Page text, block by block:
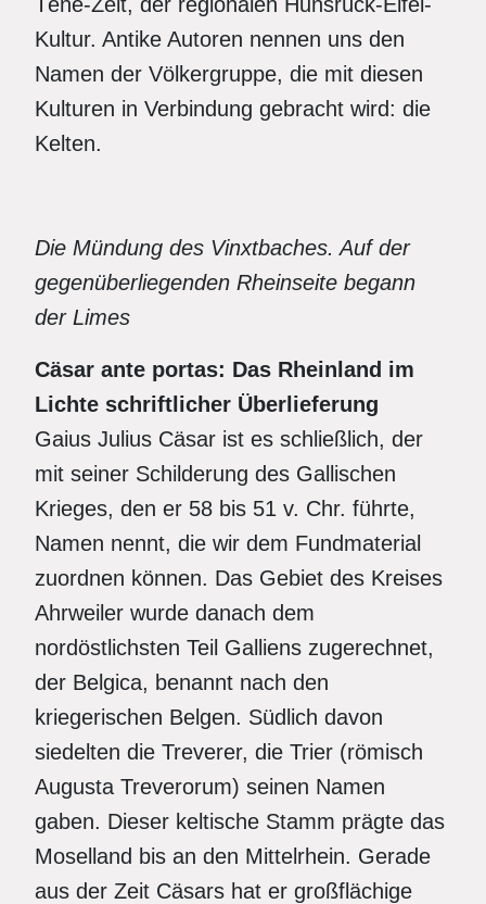
Kultur. Antike Autoren nennen uns den
Namen der Völkergruppe, die mit diesen
Kulturen in Verbindung gebracht wird: die
Kelten.
Die Mündung des Vinxtbaches. Auf der
gegenüberliegenden Rheinseite begann
der Limes
Cäsar ante portas: Das Rheinland im
Lichte schriftlicher Überlieferung
Gaius Julius Cäsar ist es schließlich, der
mit seiner Schilderung des Gallischen
Krieges, den er 58 bis 51 v. Chr. führte,
Namen nennt, die wir dem Fundmaterial
zuordnen können. Das Gebiet des Kreises
Ahrweiler wurde danach dem
nordöstlichsten Teil Galliens zugerechnet,
der Belgica, benannt nach den
kriegerischen Belgen. Südlich davon
siedelten die Treverer, die Trier (römisch
Augusta Treverorum) seinen Namen
gaben. Dieser keltische Stamm prägte das
Moselland bis an den Mittelrhein. Gerade
aus der Zeit Cäsars hat er großflächige